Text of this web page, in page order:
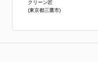
クリーン匠
(東京都三鷹市)